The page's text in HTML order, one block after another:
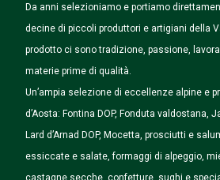
Da anni selezioniamo e portiamo
decine di piccoli produttori e artigiani della
prodotto ci sono tradizione, passione,
materie prime di qualità.
Un’ampia selezione di eccellenze alpine e
d’Aosta: Fontina DOP, Fonduta valdostana,
Lard d’Arnad DOP, Mocetta, prosciutti e
essiccate e salate, formaggi di alpeggio,
castagne secche, confetture, sughi e